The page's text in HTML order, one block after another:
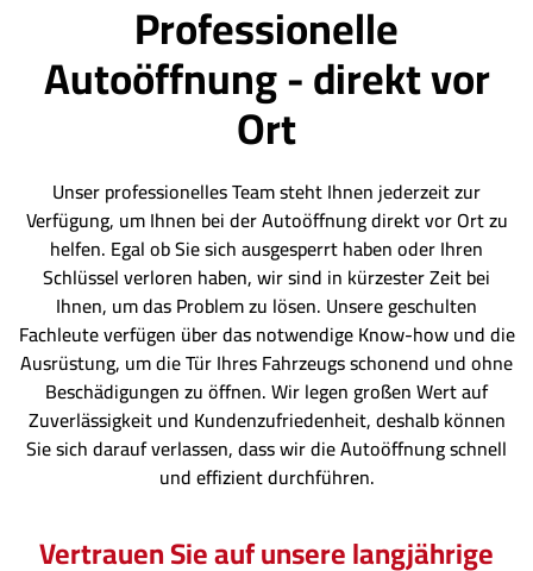
Professionelle
Autoöffnung - direkt vor
Ort
Unser professionelles Team steht Ihnen jederzeit zur
Verfügung, um Ihnen bei der Autoöffnung direkt vor Ort zu
helfen. Egal ob Sie sich ausgesperrt haben oder Ihren
Schlüssel verloren haben, wir sind in kürzester Zeit bei
Ihnen, um das Problem zu lösen. Unsere geschulten
Fachleute verfügen über das notwendige Know-how und die
Ausrüstung, um die Tür Ihres Fahrzeugs schonend und ohne
Beschädigungen zu öffnen. Wir legen großen Wert auf
Zuverlässigkeit und Kundenzufriedenheit, deshalb können
Sie sich darauf verlassen, dass wir die Autoöffnung schnell
und effizient durchführen.
Vertrauen Sie auf unsere langjährige